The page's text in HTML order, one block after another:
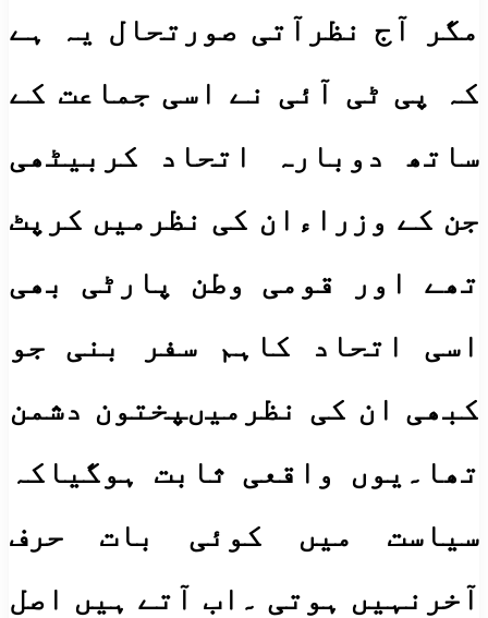
مگر آج نظرآتی صورتحال یہ ہے
کہ پی ٹی آئی نے اسی جماعت کے
ساتھ دوبارہ اتحاد کربیٹھی
جن کے وزراءان کی نظرمیں کرپٹ
تھے اور قومی وطن پارٹی بھی
اسی اتحاد کاہم سفر بنی جو
کبھی ان کی نظرمیںپختون دشمن
تھا۔یوں واقعی ثابت ہوگیاکہ
سیاست میں کوئی بات حرف
آخرنہیں ہوتی ۔اب آتے ہیں اصل